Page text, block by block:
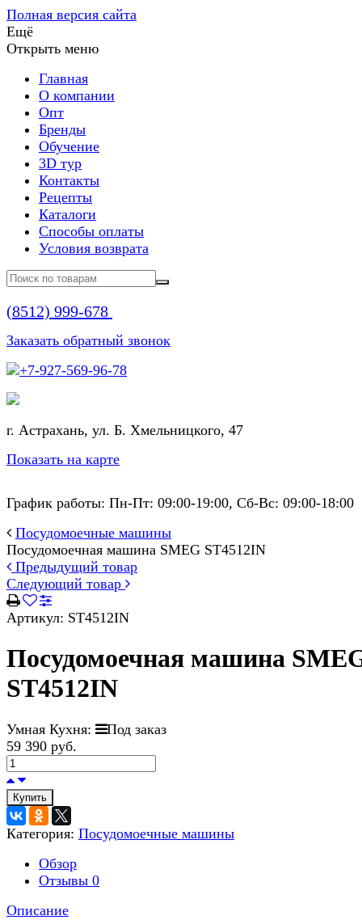
Полная версия сайта
Ещё
Открыть меню
Главная
О компании
Опт
Бренды
Обучение
3D тур
Контакты
Рецепты
Каталоги
Способы оплаты
Условия возврата
(8512) 999-678
Заказать обратный звонок
+7-927-569-96-78
г. Астрахань, ул. Б. Хмельницкого, 47
Показать на карте
График работы: Пн-Пт: 09:00-19:00, Сб-Вс: 09:00-18:00
Посудомоечные машины
Посудомоечная машина SMEG ST4512IN
Предыдущий товар
Следующий товар
Артикул: ST4512IN
Посудомоечная машина
ST4512IN
Умная Кухня:
Под заказ
59 390 руб.
Купить
Категория: Посудомоечные машины
Обзор
Отзывы 0
Описание